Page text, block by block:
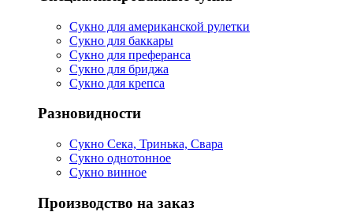
Сукно для американской рулетки
Сукно для баккары
Сукно для преферанса
Сукно для бриджа
Сукно для крепса
Разновидности
Сукно Сека, Тринька, Свара
Сукно однотонное
Сукно винное
Производство на заказ